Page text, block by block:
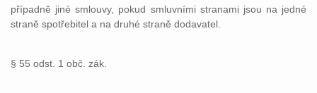
případně jiné smlouvy, pokud smluvními stranami jsou na jedné
straně spotřebitel a na druhé straně dodavatel.
§ 55 odst. 1 obč. zák.